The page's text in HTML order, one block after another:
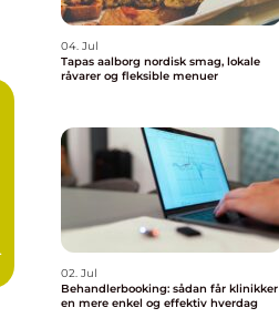
04. Jul
Tapas aalborg nordisk smag, lokale
råvarer og fleksible menuer
02. Jul
Behandlerbooking: sådan får klinikker
en mere enkel og effektiv hverdag